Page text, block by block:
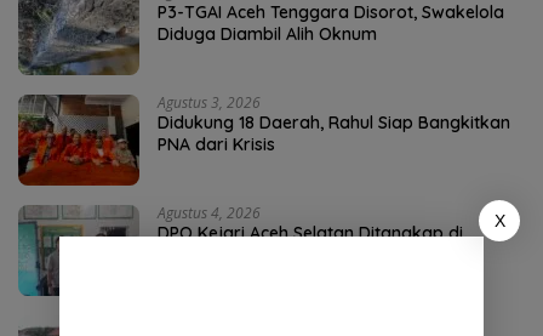
P3-TGAI Aceh Tenggara Disorot, Swakelola
Diduga Diambil Alih Oknum
Agustus 3, 2026
Didukung 18 Daerah, Rahul Siap Bangkitkan
PNA dari Krisis
Agustus 4, 2026
DPO Kejari Aceh Selatan Ditangkap di
X